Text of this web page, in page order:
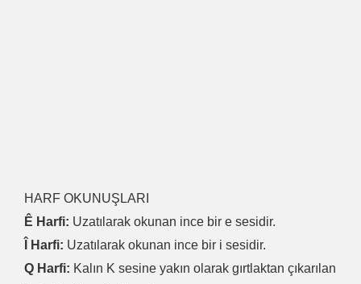
HARF OKUNUŞLARI
Ê Harfi: Uzatılarak okunan ince bir e sesidir.
Î Harfi: Uzatılarak okunan ince bir i sesidir.
Q Harfi: Kalın K sesine yakın olarak gırtlaktan çıkarılan